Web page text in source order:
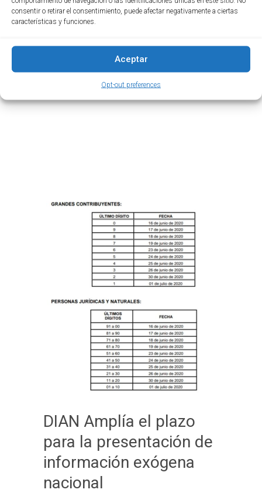
consentir o retirar el consentimiento, puede afectar negativamente a ciertas
características y funciones.
Aceptar
Opt-out preferences
BENEFICIO DE AUDITORIA,DIAN
IMPUESTOS,PAGO DE IMPUESTO
DIAN Amplía el plazo
para la presentación de
información exógena
nacional